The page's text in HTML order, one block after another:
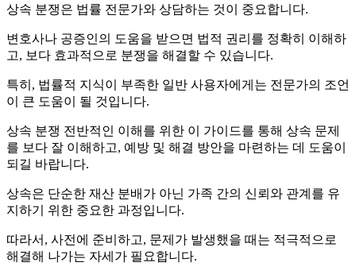
상속 분쟁은 법률 전문가와 상담하는 것이 중요합니다.
변호사나 공증인의 도움을 받으면 법적 권리를 정확히 이해하
고, 보다 효과적으로 분쟁을 해결할 수 있습니다.
특히, 법률적 지식이 부족한 일반 사용자에게는 전문가의 조언
이 큰 도움이 될 것입니다.
상속 분쟁 전반적인 이해를 위한 이 가이드를 통해 상속 문제
를 보다 잘 이해하고, 예방 및 해결 방안을 마련하는 데 도움이
되길 바랍니다.
상속은 단순한 재산 분배가 아닌 가족 간의 신뢰와 관계를 유
지하기 위한 중요한 과정입니다.
따라서, 사전에 준비하고, 문제가 발생했을 때는 적극적으로
해결해 나가는 자세가 필요합니다.